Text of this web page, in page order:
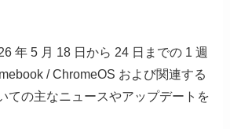
年 5 月 18 日から 24 日までの 1 週
/ ChromeOS および関連する
ての主なニュースやアップデートを